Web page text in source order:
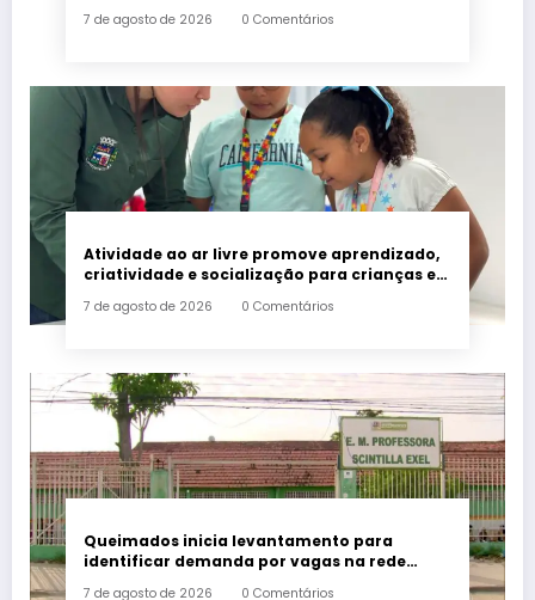
7 de agosto de 2026 0 Comentários
Atividade ao ar livre promove aprendizado,
criatividade e socialização para crianças e
7 de agosto de 2026 0 Comentários
Queimados inicia levantamento para
identificar demanda por vagas na rede
7 de agosto de 2026 0 Comentários